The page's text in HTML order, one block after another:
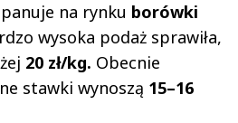
na rynku borówki
wysoka podaż sprawiła,
20 zł/kg. Obecnie
stawki wynoszą 15–16